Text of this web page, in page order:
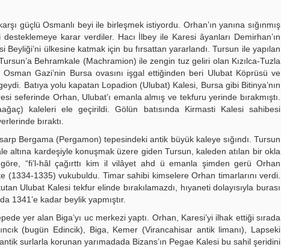
güçlü Osmanlı beyi ile birleşmek istiyordu. Orhan’ın yanına sığınmış
karar verdiler. Hacı İlbey ile Karesi âyanları Demirhan’ın
ülkesine katmak için bu fırsattan yararlandı. Tursun ile yapılan
Behramkale (Machramion) ile zengin tuz geliri olan Kızılca-Tuzla
Osman Gazi’nin Bursa ovasını işgal ettiğinden beri Ulubat Köprüsü ve
Batıya yolu kapatan Lopadion (Ulubat) Kalesi, Bursa gibi Bitinya’nın
seferinde Orhan, Ulubat’ı emanla almış ve tekfuru yerinde bırakmıştı.
kaleleri ele geçirildi. Gölün batısında Kirmasti Kalesi sahibesi
bıraktı.
Bergama (Pergamon) tepesindeki antik büyük kaleye sığındı. Tursun
altına kardeşiyle konuşmak üzere giden Tursun, kaleden atılan bir okla
“fi’l-hâl çağırttı kim il vilâyet ahd ü emanla şimden gerü Orhan
(1334-1335) vukubuldu. Timar sahibi kimselere Orhan timarlarını verdi.
Ulubat Kalesi tekfur elinde bırakılamazdı, hıyaneti dolayısıyla burası
1341’e kadar beylik yapmıştır.
yer alan Biga’yı uc merkezi yaptı. Orhan, Karesi’yi ilhak ettiği sırada
(bugün Edincik), Biga, Kemer (Virancahisar antik limanı), Lapseki
surlarla korunan yarımadada Bizans’ın Pegae Kalesi bu sahil şeridini